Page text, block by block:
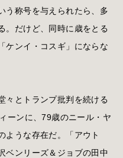
う称号を与えられたら、多
。だけど、同時に歳をとる
ケンイ・コスギ」にならな
々とトランプ批判を続ける
ーンに、79歳のニール・ヤ
ような存在だ。「アウト
ベンリーズ＆ジョブの田中